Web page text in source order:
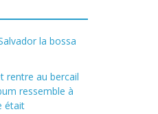
la bossa
rentre au bercail
ressemble à
était